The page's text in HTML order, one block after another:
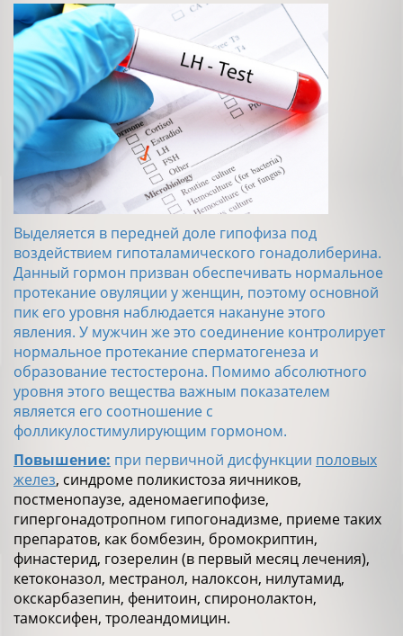
Выделяется в передней доле гипофиза под
воздействием гипоталамического гонадолиберина.
Данный гормон призван обеспечивать нормальное
протекание овуляции у женщин, поэтому основной
пик его уровня наблюдается накануне этого
явления. У мужчин же это соединение контролирует
нормальное протекание сперматогенеза и
образование тестостерона. Помимо абсолютного
уровня этого вещества важным показателем
является его соотношение с
фолликулостимулирующим гормоном.
Повышение: при первичной дисфункции половых
желез, синдроме поликистоза яичников,
постменопаузе, аденомаегипофизе,
гипергонадотропном гипогонадизме, приеме таких
препаратов, как бомбезин, бромокриптин,
финастерид, гозерелин (в первый месяц лечения),
кетоконазол, местранол, налоксон, нилутамид,
окскарбазепин, фенитоин, спиронолактон,
тамоксифен, тролеандомицин.